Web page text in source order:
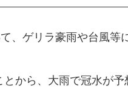
、ゲリラ豪雨や台風等
から、大雨で冠水が予